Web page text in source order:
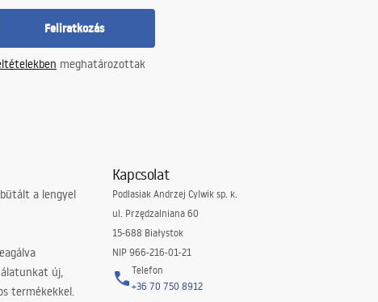
Feliratkozás
meghatározottak
a lengyel
új,
termékekkel.
Kapcsolat
Podlasiak Andrzej Cylwik sp. k.
ul. Przędzalniana 60
15-688 Białystok
NIP 966-216-01-21
Telefon
+36 70 750 8912